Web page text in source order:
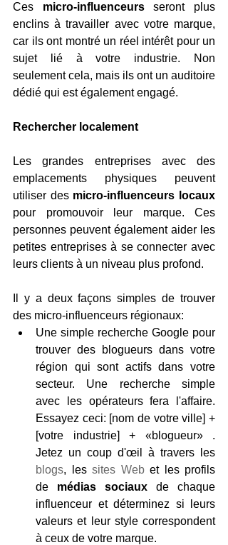
Ces micro-influenceurs seront plus
enclins à travailler avec votre marque,
car ils ont montré un réel intérêt pour un
sujet lié à votre industrie. Non
seulement cela, mais ils ont un auditoire
dédié qui est également engagé.
Rechercher localement
Les grandes entreprises avec des
emplacements physiques peuvent
utiliser des micro-influenceurs locaux
pour promouvoir leur marque. Ces
personnes peuvent également aider les
petites entreprises à se connecter avec
leurs clients à un niveau plus profond.
Il y a deux façons simples de trouver
des micro-influenceurs régionaux:
Une simple recherche Google pour
trouver des blogueurs dans votre
région qui sont actifs dans votre
secteur. Une recherche simple
avec les opérateurs fera l'affaire.
Essayez ceci: [nom de votre ville] +
[votre industrie] + «blogueur» .
blogs, les sites Web et les profils
de médias sociaux de chaque
influenceur et déterminez si leurs
valeurs et leur style correspondent
à ceux de votre marque.